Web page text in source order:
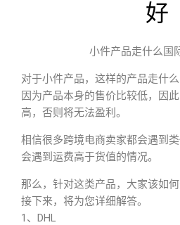
好
小件产品走什么国
对于小件产品，这样的产品走什
因为产品本身的售价比较低，因
高，否则将无法盈利。
相信很多跨境电商卖家都会遇到
会遇到运费高于货值的情况。
那么，针对这类产品，大家该如
接下来，将为您详细解答。
1、DHL